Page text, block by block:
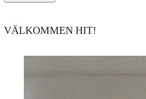
VÄLKOMMEN HIT!